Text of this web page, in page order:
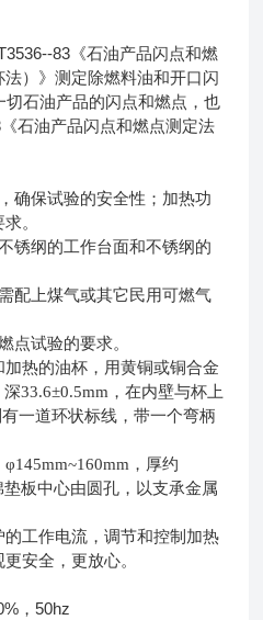
83 《石油产品闪点和燃
）》测定除燃料油和开口闪
切石油产品的闪点和燃点，也
《石油产品闪点和燃点测定法
确保试验的安全性；加热功
。
锈纲的工作台面和不锈纲的
配上煤气或其它民用可燃气
点试验的要求。
热的油杯，用黄铜或铜合金
深33.6±0.5mm ，在内壁与杯上
一道环状标线，带一个弯柄
φ145mm~160mm ，厚约
板中心由圆孔，以支承金属
工作电流，调节和控制加热
安全，更放心。
，50hz